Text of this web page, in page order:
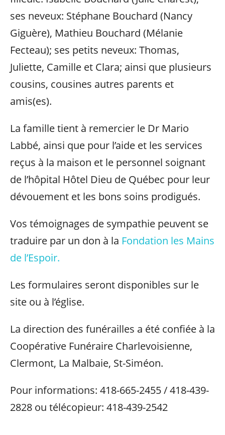
ses neveux: Stéphane Bouchard (Nancy
Giguère), Mathieu Bouchard (Mélanie
Fecteau); ses petits neveux: Thomas,
Juliette, Camille et Clara; ainsi que plusieurs
cousins, cousines autres parents et
amis(es).
La famille tient à remercier le Dr Mario
Labbé, ainsi que pour l’aide et les services
reçus à la maison et le personnel soignant
de l’hôpital Hôtel Dieu de Québec pour leur
dévouement et les bons soins prodigués.
Vos témoignages de sympathie peuvent se
traduire par un don à la Fondation les Mains
de l’Espoir.
Les formulaires seront disponibles sur le
site ou à l’église.
La direction des funérailles a été confiée à la
Coopérative Funéraire Charlevoisienne,
Clermont, La Malbaie, St-Siméon.
Pour informations: 418-665-2455 / 418-439-
2828 ou télécopieur: 418-439-2542